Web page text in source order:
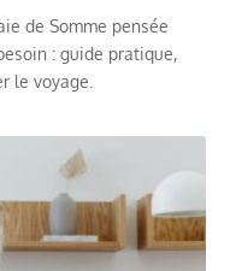
de Somme pensée
: guide pratique,
le voyage.